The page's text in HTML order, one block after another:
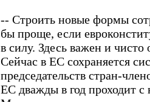
-- Строить новые формы
бы проще, если
в силу. Здесь важен и
Сейчас в ЕС сохраняется
председательств стран-
ЕС дважды в год проходит с